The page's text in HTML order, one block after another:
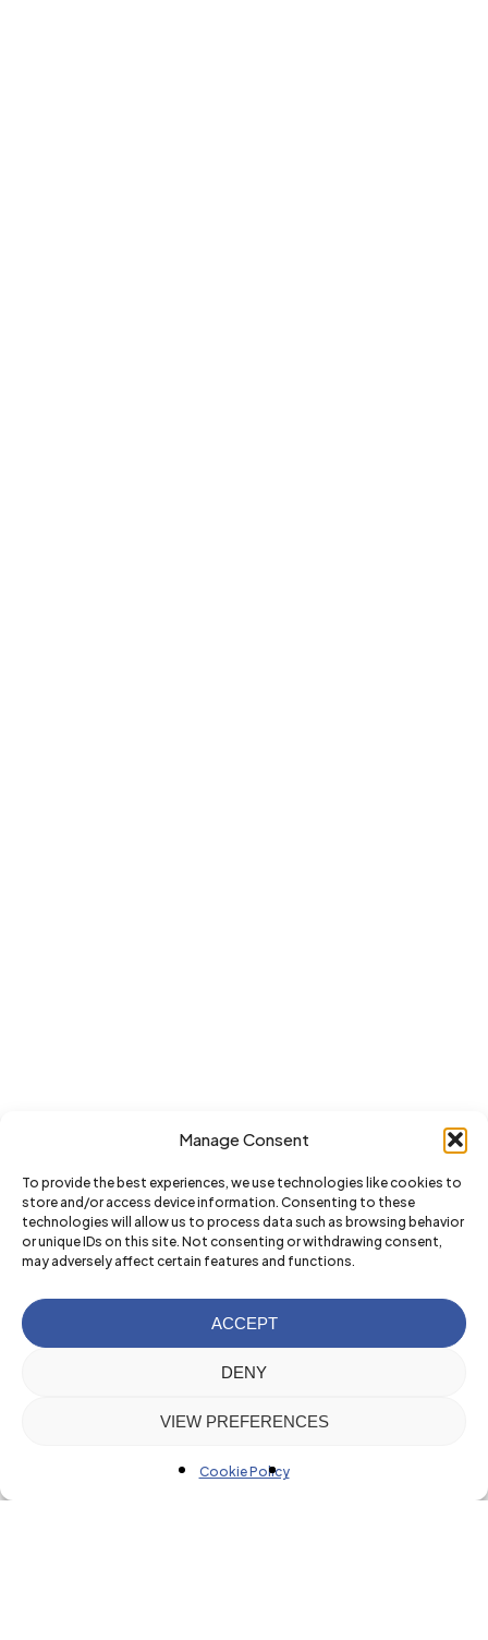
Manage Consent
To provide the best experiences, we use technologies like cookies to
store and/or access device information. Consenting to these
technologies will allow us to process data such as browsing behavior
or unique IDs on this site. Not consenting or withdrawing consent,
may adversely affect certain features and functions.
ACCEPT
DENY
VIEW PREFERENCES
Cookie Policy